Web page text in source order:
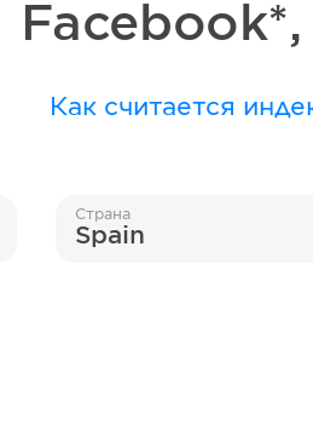
Facebook*,
Как считается
Страна
Spain